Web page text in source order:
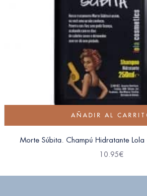
AÑADIR AL
Morte Súbita. Champú Hidratante
10.95€